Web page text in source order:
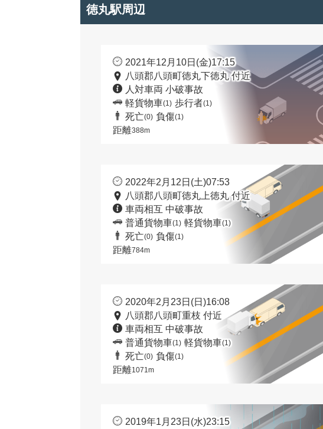
徳丸駅周辺
2021年12月10日(金)17:15
八頭郡八頭町徳丸下徳丸 付近
人対車両 小破事故
軽貨物車(1) 歩行者(1)
死亡(0) 負傷(1)
距離388m
2022年2月12日(土)07:53
八頭郡八頭町徳丸上徳丸 付近
車両相互 中破事故
普通貨物車(1) 軽貨物車(1)
死亡(0) 負傷(1)
距離784m
2020年2月23日(日)16:08
八頭郡八頭町重枝 付近
車両相互 中破事故
普通貨物車(1) 軽貨物車(1)
死亡(0) 負傷(1)
距離1071m
2019年1月23日(水)23:15